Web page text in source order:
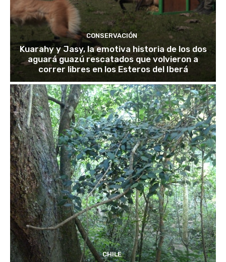
CONSERVACIÓN
Kuarahy y Jasy, la emotiva historia de los dos
aguará guazú rescatados que volvieron a
correr libres en los Esteros del Iberá
CHILE